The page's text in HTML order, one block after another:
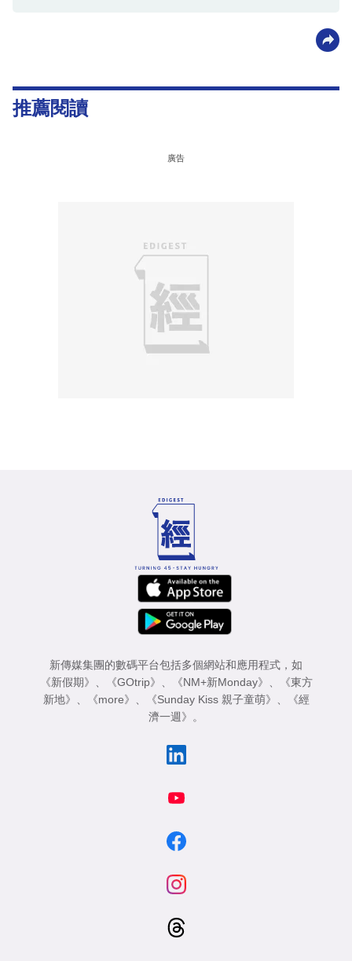
推薦閱讀
廣告
新傳媒集團的數碼平台包括多個網站和應用程式，如
《新假期》
《GOtrip》 《NM+新Monday》
《東方
新地》
《more》 《Sunday Kiss 親子童萌》
《經
濟一週》
。